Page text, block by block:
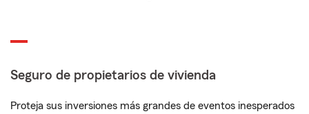
Seguro de propietarios de vivienda
Proteja sus inversiones más grandes de eventos inesperados